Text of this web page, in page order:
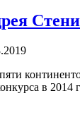
в 2014